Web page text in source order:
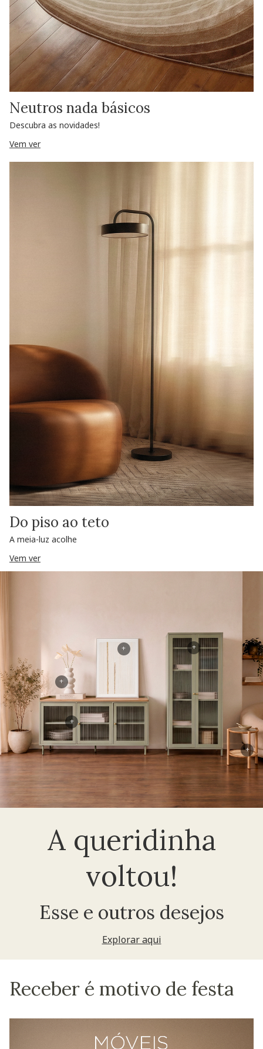
Neutros nada básicos
Descubra as novidades!
Vem ver
Do piso ao teto
A meia-luz acolhe
Vem ver
A queridinha
voltou!
Esse e outros desejos
Explorar aqui
+
+
+
+
+
Receber é motivo de festa